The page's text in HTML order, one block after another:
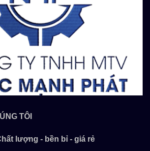
TÔI
lượng - bền bỉ - giá rẻ